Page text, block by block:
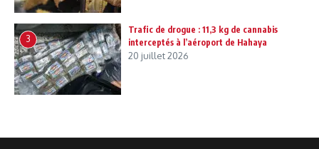
3
Trafic de drogue : 11,3 kg de cannabis
interceptés à l’aéroport de Hahaya
20 juillet 2026